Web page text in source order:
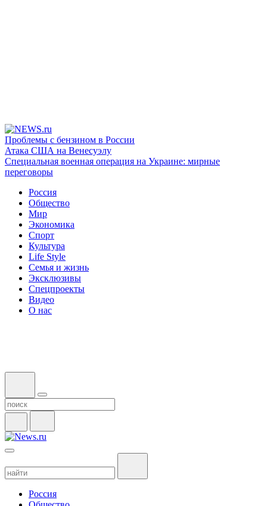
Проблемы с бензином в России
Атака США на Венесуэлу
Специальная военная операция на Украине: мирные
переговоры
Россия
Общество
Мир
Экономика
Спорт
Культура
Life Style
Семья и жизнь
Эксклюзивы
Спецпроекты
Видео
О нас
Россия